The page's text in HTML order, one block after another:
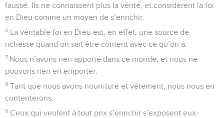
faussé. Ils ne connaissent plus la vérité, et considèrent la foi
en Dieu comme un moyen de s’enrichir.
6 La véritable foi en Dieu est, en effet, une source de
richesse quand on sait être content avec ce qu’on a.
7 Nous n’avons rien apporté dans ce monde, et nous ne
pouvons rien en emporter.
8 Tant que nous avons nourriture et vêtement, nous nous en
contenterons.
9 Ceux qui veulent à tout prix s’enrichir s’exposent eux-